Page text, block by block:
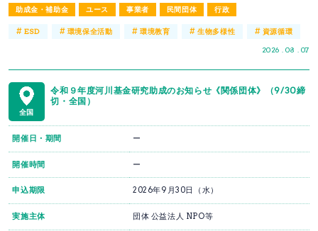
助成金・補助金 ユース 事業者 民間団体 行政
2026 . 08 . 07
#ESD # 環境保全活動 #環境教育 #生物多様性 # 資源循環
全国
令和９年度河川基金研究助成のお知らせ《関係団体》（9/30締
切・全国）
開催日・期間 ー
開催時間 ー
申込期限 2026年9月30日（水）
実施主体 団体 公益法人 NPO等